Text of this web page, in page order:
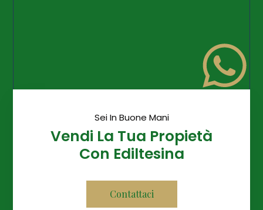
Sei In Buone Mani
Vendi La Tua Propietà
Con Ediltesina
Contattaci